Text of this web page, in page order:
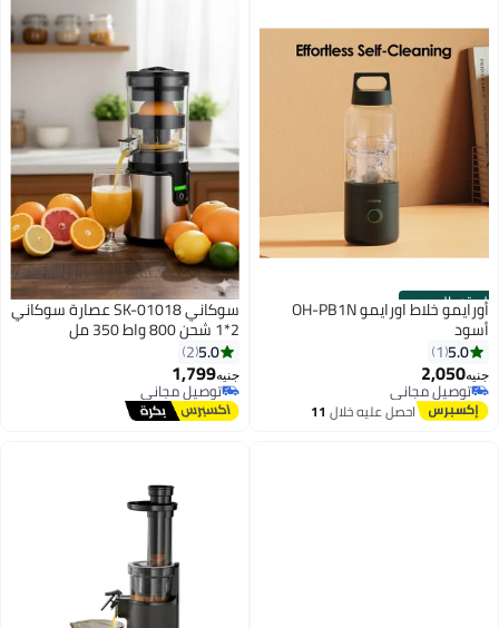
الستور الرسمي أورايمو خلاط اورايمو OH-PB1N
أسود
5.0
1
جنيه2,050
توصيل مجاني
توصيل مجانياحصل عليه خلال 11
سوكاني SK-01018 عصارة سوكاني
2*1 شحن 800 واط 350 مل
5.0
2
جنيه1,799
توصيل مجاني
توصيل مجاني